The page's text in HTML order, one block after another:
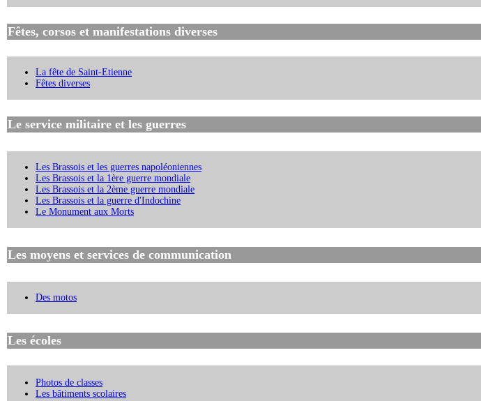
Fêtes, corsos et manifestations diverses
La fête de Saint-Etienne
Fêtes diverses
Le service militaire et les guerres
Les Brassois et les guerres napoléoniennes
Les Brassois et la 1ère guerre mondiale
Les Brassois et la 2ème guerre mondiale
Les Brassois et la guerre d'Indochine
Le Monument aux Morts
Les moyens et services de communication
Des motos
Les écoles
Photos de classes
Les bâtiments scolaires